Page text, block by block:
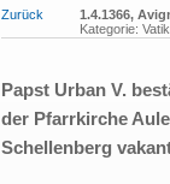
Zurück
1.4.1366,
Kategorie:
Papst Urban V.
der Pfarrkirche
Schellenberg